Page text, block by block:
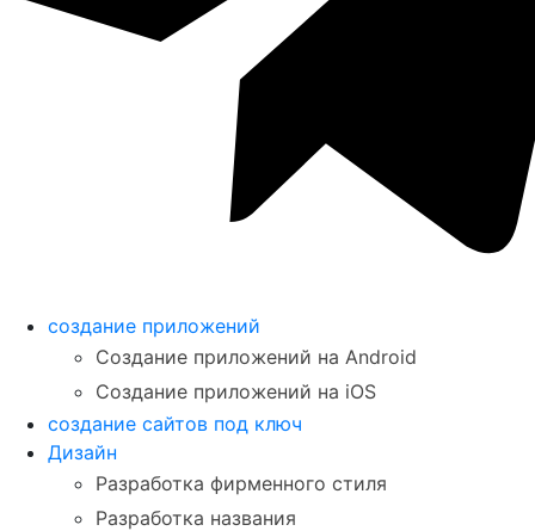
создание приложений
Создание приложений на Android
Создание приложений на iOS
создание сайтов под ключ
Дизайн
Разработка фирменного стиля
Разработка названия